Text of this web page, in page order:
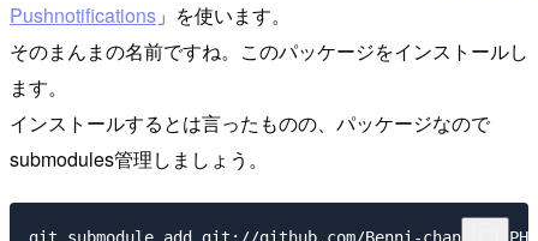
Pushnotifications 」を使います。
そのまんまの名前ですね。このパッケージをインストールし
ます。
インストールするとは言ったものの、パッケージなので
submodules管理しましょう。